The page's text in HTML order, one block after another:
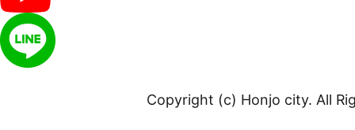
Copyright (c) Honjo city. All